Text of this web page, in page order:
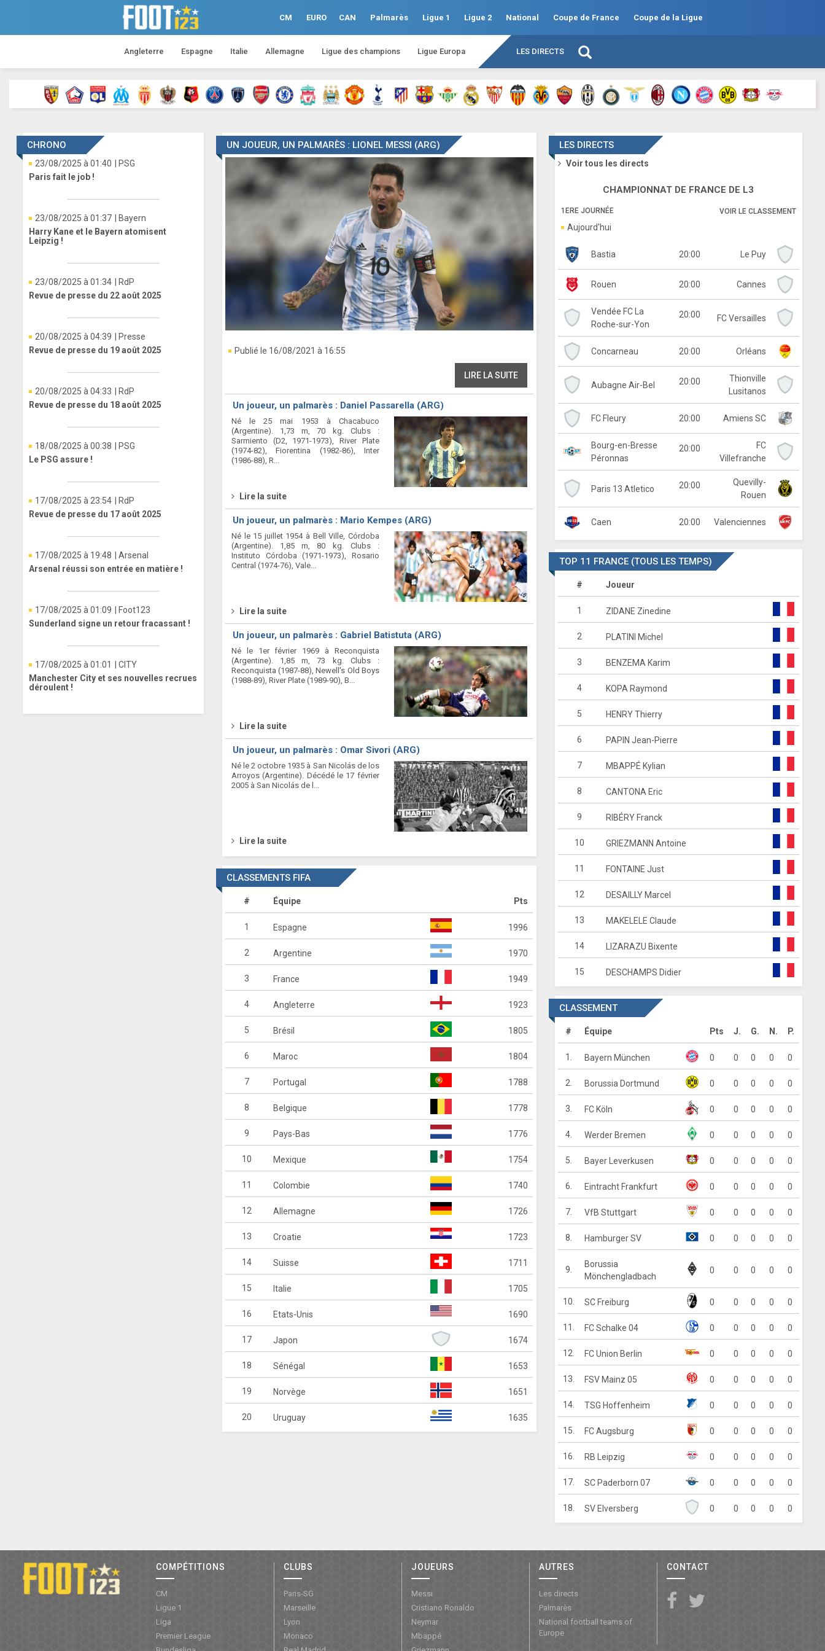
CM EURO CAN Palmarès Ligue 1 Ligue 2 National Coupe de France Coupe de la Ligue
Angleterre Espagne Italie Allemagne Ligue des champions Ligue Europa LES DIRECTS
CHRONO
23/08/2025 à 01:40
| PSG
Paris fait le job !
23/08/2025 à 01:37
| Bayern
Harry Kane et le Bayern atomisent
Leipzig !
23/08/2025 à 01:34
| RdP
Revue de presse du 22 août 2025
20/08/2025 à 04:39
| Presse
Revue de presse du 19 août 2025
20/08/2025 à 04:33
| RdP
Revue de presse du 18 août 2025
18/08/2025 à 00:38
| PSG
Le PSG assure !
17/08/2025 à 23:54
| RdP
Revue de presse du 17 août 2025
17/08/2025 à 19:48
| Arsenal
Arsenal réussi son entrée en matière !
17/08/2025 à 01:09
| Foot123
Sunderland signe un retour fracassant !
17/08/2025 à 01:01
| CITY
Manchester City et ses nouvelles recrues
déroulent !
UN JOUEUR, UN PALMARÈS : LIONEL MESSI (ARG)
Publié le 16/08/2021 à 16:55
LIRE LA SUITE
Un joueur, un palmarès : Daniel Passarella (ARG)
Né le 25 mai 1953 à Chacabuco
(Argentine). 1,73 m, 70 kg. Clubs :
Sarmiento (D2, 1971-1973), River Plate
(1974-82), Fiorentina (1982-86), Inter
(1986-88), R...
Lire la suite
Un joueur, un palmarès : Mario Kempes (ARG)
Né le 15 juillet 1954 à Bell Ville, Córdoba
(Argentine). 1,85 m, 80 kg. Clubs :
Instituto Córdoba (1971-1973), Rosario
Central (1974-76), Vale...
Lire la suite
Un joueur, un palmarès : Gabriel Batistuta (ARG)
Né le 1er février 1969 à Reconquista
(Argentine). 1,85 m, 73 kg. Clubs :
Reconquista (1987-88), Newell's Old Boys
(1988-89), River Plate (1989-90), B...
Lire la suite
Un joueur, un palmarès : Omar Sivori (ARG)
Né le 2 octobre 1935 à San Nicolás de los
Arroyos (Argentine). Décédé le 17 février
2005 à San Nicolás de l...
Lire la suite
CLASSEMENTS FIFA
# Équipe Pts
1 Espagne 1996
2 Argentine 1970
3 France 1949
4 Angleterre 1923
5 Brésil 1805
6 Maroc 1804
7 Portugal 1788
8 Belgique 1778
9 Pays-Bas 1776
10 Mexique 1754
11 Colombie 1740
12 Allemagne 1726
13 Croatie 1723
14 Suisse 1711
15 Italie 1705
16 Etats-Unis 1690
17 Japon 1674
18 Sénégal 1653
19 Norvège 1651
20 Uruguay 1635
LES DIRECTS
Voir tous les directs
CHAMPIONNAT DE FRANCE DE L3
1ERE JOURNÉE VOIR LE CLASSEMENT
Aujourd'hui
Bastia 20:00 Le Puy
Rouen 20:00 Cannes
Vendée FC La
Roche-sur-Yon
20:00 FC Versailles
Concarneau 20:00 Orléans
Aubagne Air-Bel 20:00
Thionville
Lusitanos
FC Fleury 20:00 Amiens SC
Bourg-en-Bresse
Péronnas
20:00
FC
Villefranche
Paris 13 Atletico 20:00
Quevilly-
Rouen
Caen 20:00 Valenciennes
TOP 11 FRANCE (TOUS LES TEMPS)
# Joueur
1 ZIDANE Zinedine
2 PLATINI Michel
3 BENZEMA Karim
4 KOPA Raymond
5 HENRY Thierry
6 PAPIN Jean-Pierre
7 MBAPPÉ Kylian
8 CANTONA Eric
9 RIBÉRY Franck
10 GRIEZMANN Antoine
11 FONTAINE Just
12 DESAILLY Marcel
13 MAKELELE Claude
14 LIZARAZU Bixente
15 DESCHAMPS Didier
CLASSEMENT
# Équipe Pts J. G. N. P.
1. Bayern München 0 0 0 0 0
2. Borussia Dortmund 0 0 0 0 0
3. FC Köln 0 0 0 0 0
4. Werder Bremen 0 0 0 0 0
5. Bayer Leverkusen 0 0 0 0 0
6. Eintracht Frankfurt 0 0 0 0 0
7. VfB Stuttgart 0 0 0 0 0
8. Hamburger SV 0 0 0 0 0
9.
Borussia
Mönchengladbach
0 0 0 0 0
10. SC Freiburg 0 0 0 0 0
11. FC Schalke 04 0 0 0 0 0
12. FC Union Berlin 0 0 0 0 0
13. FSV Mainz 05 0 0 0 0 0
14. TSG Hoffenheim 0 0 0 0 0
15. FC Augsburg 0 0 0 0 0
16. RB Leipzig 0 0 0 0 0
17. SC Paderborn 07 0 0 0 0 0
18. SV Elversberg 0 0 0 0 0
COMPÉTITIONS
CM
Ligue 1
Liga
Premier League
CLUBS
Paris-SG
Marseille
Lyon
Monaco
JOUEURS
Messi
Cristiano Ronaldo
Neymar
Mbappé
AUTRES
Les directs
Palmarès
National football teams of
Europe
CONTACT